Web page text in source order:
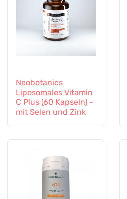
Neobotanics
Liposomales Vitamin
C Plus (60 Kapseln) -
mit Selen und Zink